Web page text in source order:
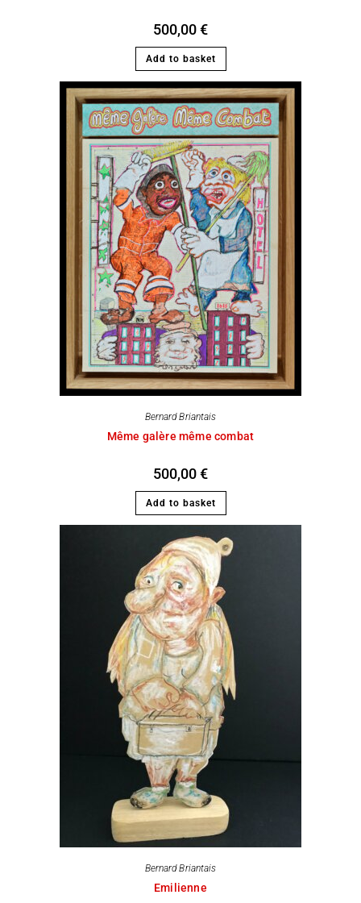
500,00€
Add to basket
Bernard Briantais
Même galère même combat
500,00€
Add to basket
Bernard Briantais
Emilienne